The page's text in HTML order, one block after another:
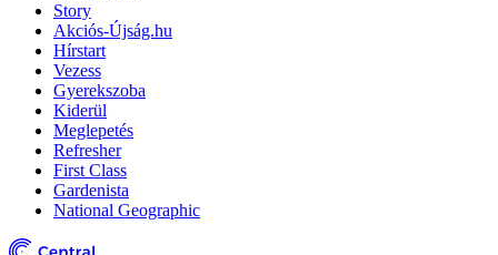
Story
Akciós-Újság.hu
Hírstart
Vezess
Gyerekszoba
Kiderül
Meglepetés
Refresher
First Class
Gardenista
National Geographic